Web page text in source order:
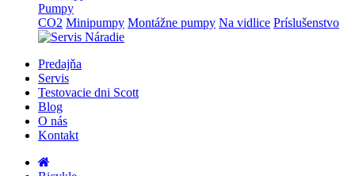
Pumpy
CO2 Minipumpy Montážne pumpy Na vidlice Príslušenstvo
Predajňa
Servis
Testovacie dni Scott
Blog
O nás
Kontakt